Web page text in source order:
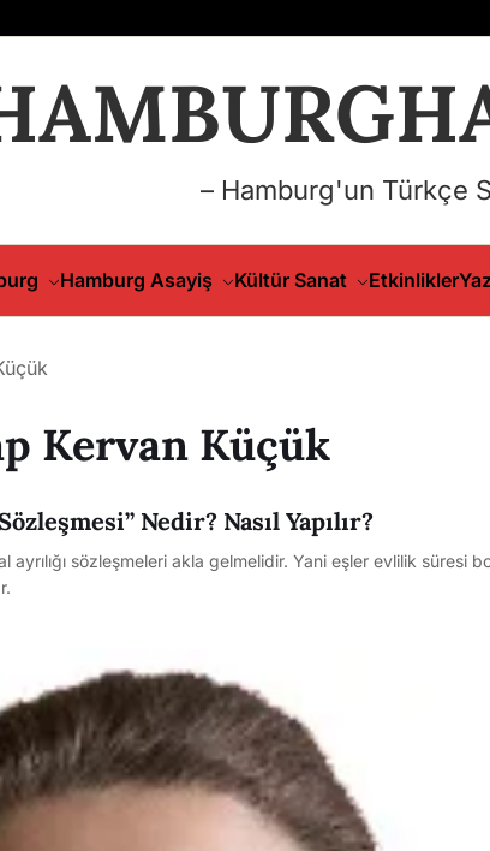
– Hamburg'un Türkçe
Hamburg Asayiş Kültür Sanat Etkinlikler
Kervan Küçük
Nedir? Nasıl Yapılır?
sözleşmeleri akla gelmelidir. Yani eşler evlilik süresi